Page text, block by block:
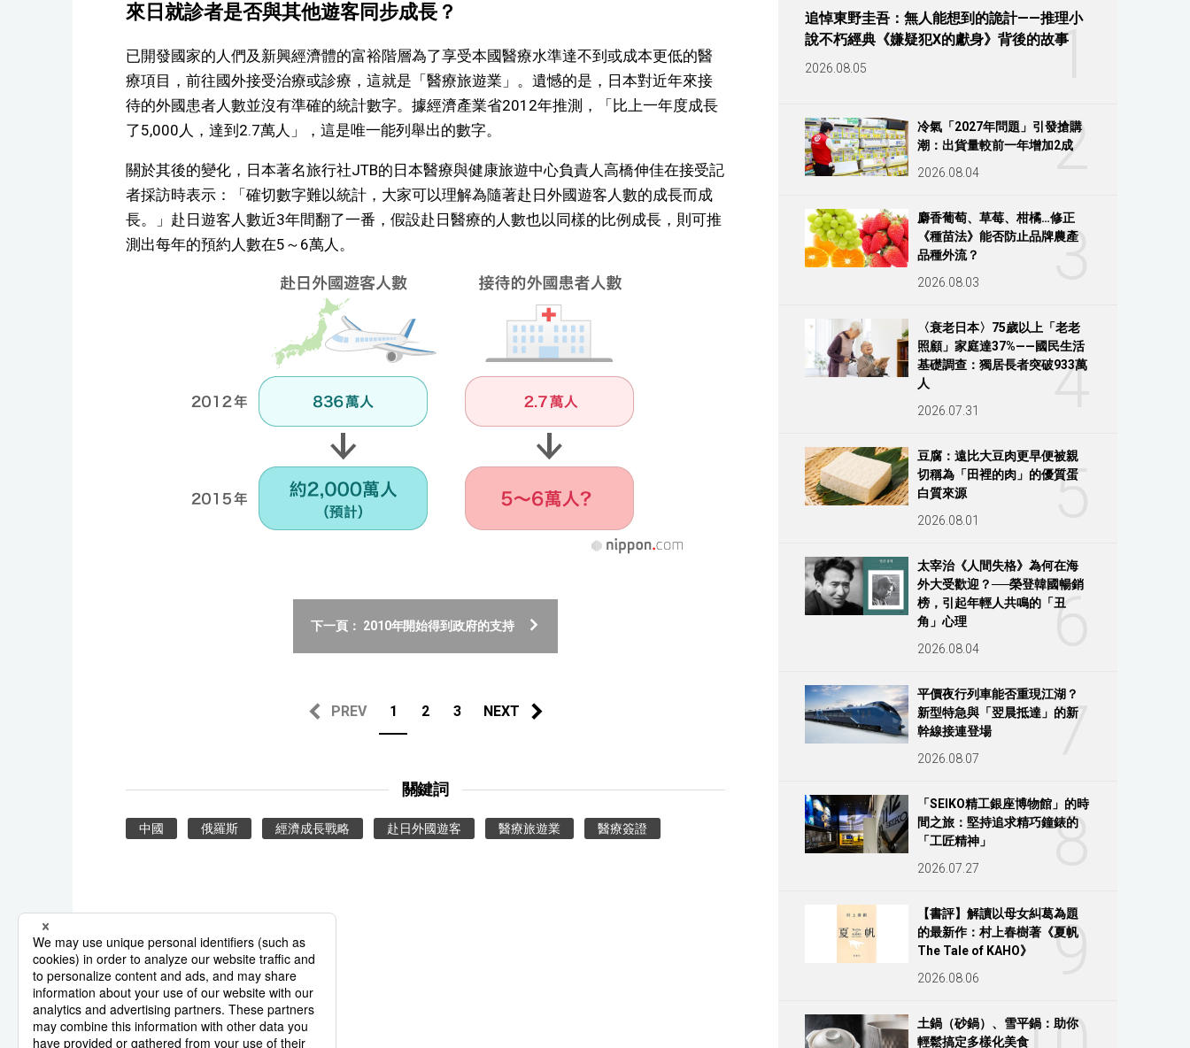
來日就診者是否與其他遊客同步成長？
已開發國家的人們及新興經濟體的富裕階層為了享受本國醫療水準達不到或成本更低的醫
療項目，前往國外接受治療或診療，這就是「醫療旅遊業」。遺憾的是，日本對近年來接
待的外國患者人數並沒有準確的統計數字。據經濟產業省2012年推測，「比上一年度成長
了5,000人，達到2.7萬人」，這是唯一能列舉出的數字。
關於其後的變化，日本著名旅行社JTB的日本醫療與健康旅遊中心負責人高橋伸佳在接受記
者採訪時表示：「確切數字難以統計，大家可以理解為隨著赴日外國遊客人數的成長而成
長。」赴日遊客人數近3年間翻了一番，假設赴日醫療的人數也以同樣的比例成長，則可推
測出每年的預約人數在5～6萬人。
下一頁： 2010年開始得到政府的支持
PREV 1 2 3 NEXT
關鍵詞
中國 俄羅斯 經濟成長戰略 赴日外國遊客 醫療旅遊業 醫療簽證
系列報導
1
追悼東野圭吾：無人能想到的詭計——推理小
說不朽經典《嫌疑犯X的獻身》背後的故事
2026.08.05
2
冷氣「2027年問題」引發搶購
潮：出貨量較前一年增加2成
2026.08.04
3
麝香葡萄、草莓、柑橘…修正
《種苗法》能否防止品牌農產
品種外流？
2026.08.03
4
〈衰老日本〉75歲以上「老老
照顧」家庭達37%——國民生活
基礎調查：獨居長者突破933萬
人
2026.07.31
5
豆腐：遠比大豆肉更早便被親
切稱為「田裡的肉」的優質蛋
白質來源
2026.08.01
6
太宰治《人間失格》為何在海
外大受歡迎？──榮登韓國暢銷
榜，引起年輕人共鳴的「丑
角」心理
2026.08.04
7
平價夜行列車能否重現江湖？
新型特急與「翌晨抵達」的新
幹線接連登場
2026.08.07
8
「SEIKO精工銀座博物館」的時
間之旅：堅持追求精巧鐘錶的
「工匠精神」
2026.07.27
9
【書評】解讀以母女糾葛為題
的最新作：村上春樹著《夏帆
The Tale of KAHO》
2026.08.06
土鍋（砂鍋）、雪平鍋：助你
輕鬆搞定多樣化美食